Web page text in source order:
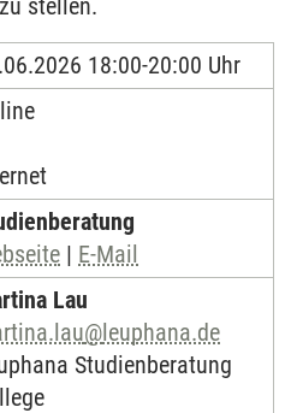
stellen.
18:00-20:00 Uhr
| E-Mail
Lau
@leuphana.de
Studienberatung